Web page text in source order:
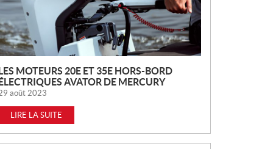
E
MOTEURS 20E ET 35E HORS-BORD
AVATOR DE MERCURY
août 2023
LIRE LA SUITE